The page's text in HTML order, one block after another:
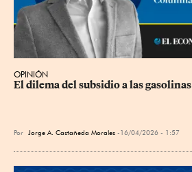
OPINIÓN
El dilema del subsidio a las gasolinas
Por Jorge A. Castañeda Morales 16/04/2026 - 1:57